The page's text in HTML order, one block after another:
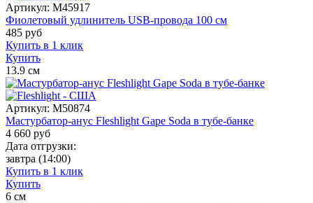
Артикул: M45917
Фиолетовый удлинитель USB-провода 100 см
485 руб
Купить в 1 клик
Купить
13.9 см
Артикул: M50874
Мастурбатор-анус Fleshlight Gape Soda в тубе-банке
4 660 руб
Дата отгрузки:
завтра (14:00)
Купить в 1 клик
Купить
6 см